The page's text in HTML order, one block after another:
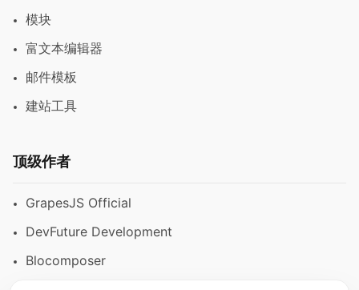
模块
富文本编辑器
邮件模板
建站工具
顶级作者
GrapesJS Official
DevFuture Development
Blocomposer